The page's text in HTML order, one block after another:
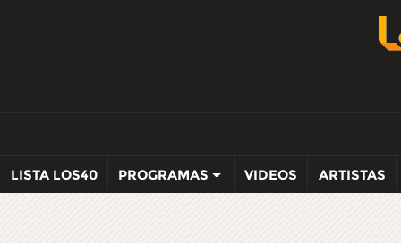
LISTA LOS40 PROGRAMAS VIDEOS ARTISTAS